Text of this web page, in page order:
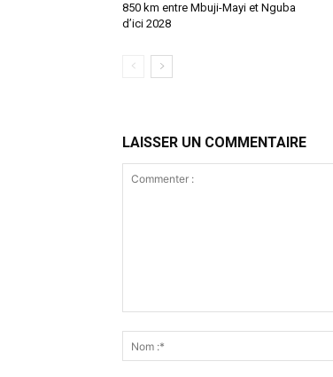
850 km entre Mbuji-Mayi et Nguba
d’ici 2028
LAISSER UN COMMENTAIRE